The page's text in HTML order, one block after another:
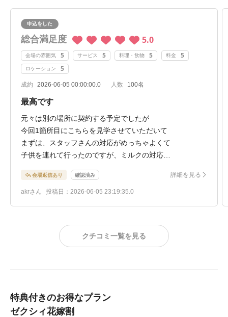
申込をした
総合満足度 5.0
会場の雰囲気 5 サービス 5 料理・飲物 5 料金 5
ロケーション 5
成約 2026-06-05 00:00:00.0 人数 100名
最高です
元々は別の場所に契約する予定でしたが
今回1箇所目にこちらを見学させていただいて
まずは、スタッフさんの対応がめっちゃよくて
子供を連れて行ったのですが、ミルクの対応
その後の演出のせつめいも種類の多さ素敵さに圧倒きまし
た。食事も野菜も全て味付けがしっかりしてあり、野菜嫌
ぜんぶ返答していただきしっかり納得させていただきまし
会場返信あり 確認済み 詳細を見る
akrさん 投稿日：2026-06-05 23:19:35.0
クチコミ一覧を見る
特典付きのお得なプラン
ゼクシィ花嫁割